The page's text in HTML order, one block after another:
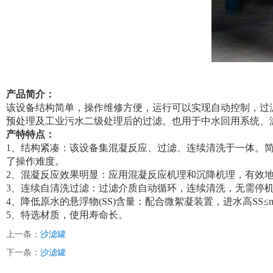
产品简介：
该设备结构简单，操作维修方便，运行可以实现自动控制，
预处理及工业污水二级处理后的过滤。也用于中水回用系统
产特特点：
1、结构紧凑：该设备集混凝反应、过滤、连续清洗于一体
了操作难度。
2、混凝反应效果明显：应用混凝反应机理和沉降机理，有
3、连续自清洗过滤：过滤介质自动循环，连续清洗，无需停
4、降低原水的悬浮物(SS)含量：配合微絮凝装置，进水高
5、特选材质，使用寿命长。
上一条： 沙滤罐
下一条： 沙滤罐